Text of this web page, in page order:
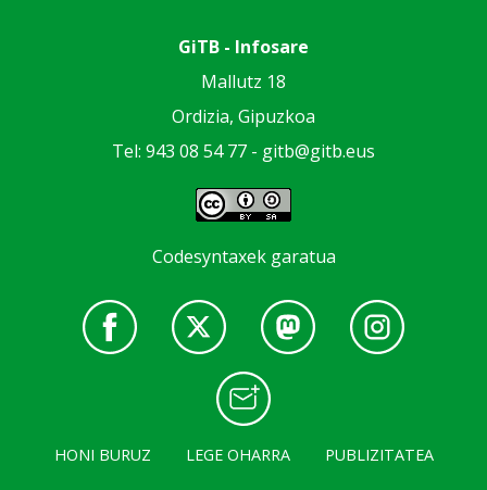
GiTB - Infosare
Mallutz 18
Ordizia, Gipuzkoa
Tel: 943 08 54 77 - gitb@gitb.eus
Codesyntaxek garatua
HONI BURUZ LEGE OHARRA
PUBLIZITATEA